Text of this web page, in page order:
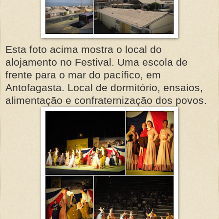
Esta foto acima mostra o local do
alojamento no Festival. Uma escola de
frente para o mar do pacífico, em
Antofagasta. Local de dormitório, ensaios,
alimentação e confraternização dos povos.